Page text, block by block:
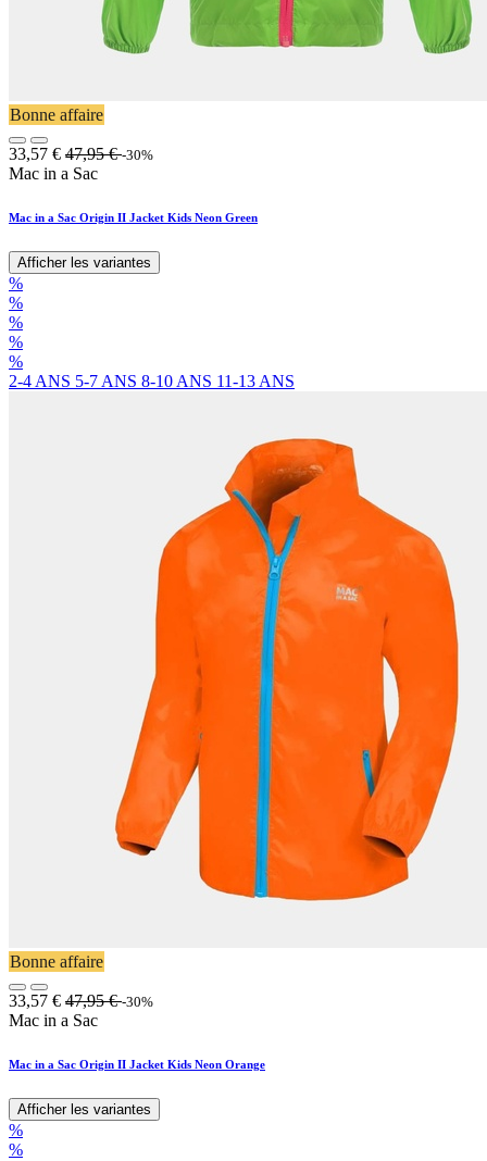
Bonne affaire
33,57 € 47,95€ -30%
Mac in a Sac
Mac in a Sac Origin II Jacket Kids Neon Green
Afficher les variantes
%
%
%
%
%
2-4 ANS 5-7 ANS 8-10 ANS 11-13 ANS
Bonne affaire
33,57 € 47,95€ -30%
Mac in a Sac
Mac in a Sac Origin II Jacket Kids Neon Orange
Afficher les variantes
%
%